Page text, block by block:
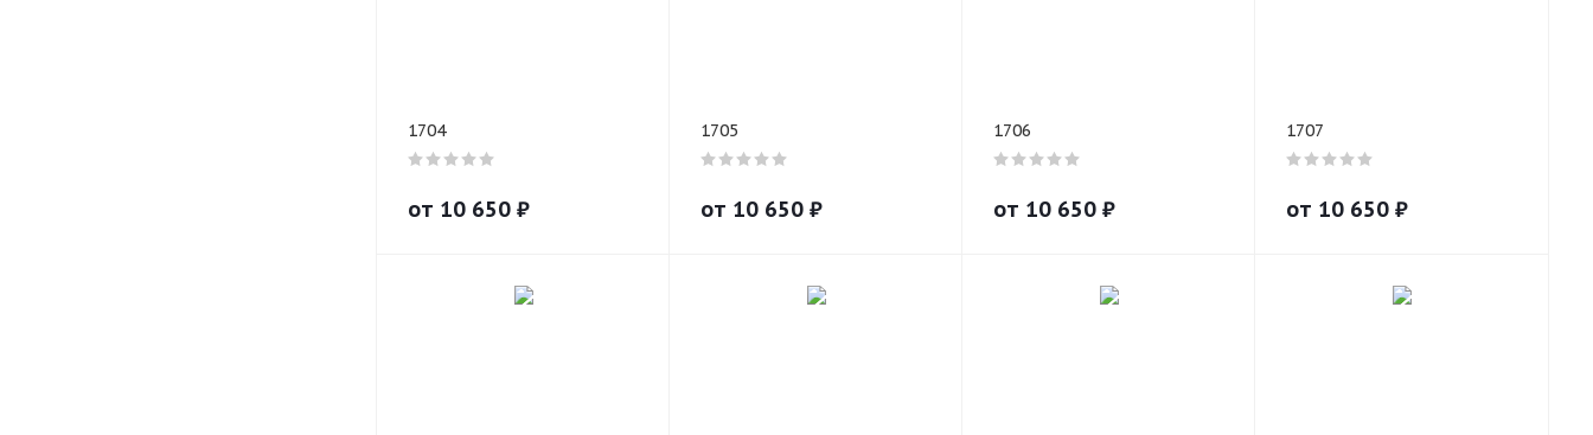
1704
от 10 650 ₽
1705
от 10 650 ₽
1706
от 10 650 ₽
1707
от 10 650 ₽